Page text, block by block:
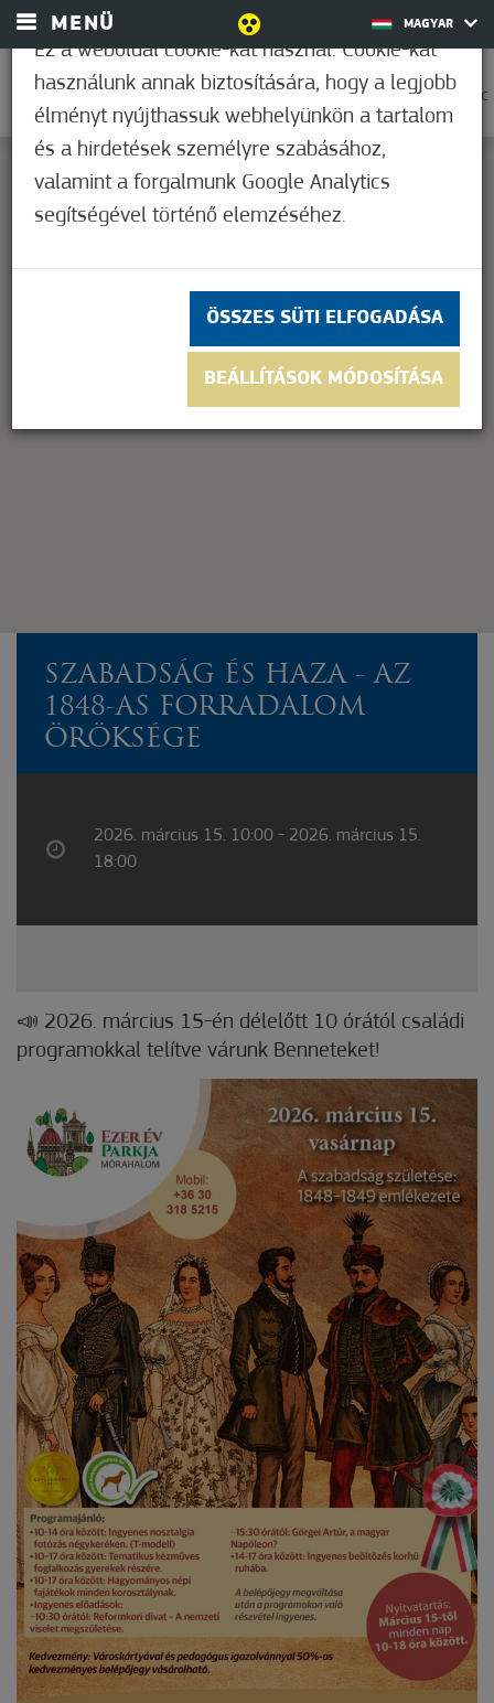
MENÜ MAGYAR
0
37,2°C
This page can't load Google Maps correctly.
Do you own this website? OK
SZABADSÁG ÉS HAZA - AZ
1848-AS FORRADALOM
ÖRÖKSÉGE
2026. március 15. 10:00 - 2026. március 15.
18:00
📣 2026. március 15-én délelőtt 10 órától családi
programokkal telítve várunk Benneteket!
Ez a weboldal cookie-kat használ. Cookie-kat
használunk annak biztosítására, hogy a legjobb
élményt nyújthassuk webhelyünkön a tartalom
és a hirdetések személyre szabásához,
valamint a forgalmunk Google Analytics
segítségével történő elemzéséhez.
ÖSSZES SÜTI ELFOGADÁSA
BEÁLLÍTÁSOK MÓDOSÍTÁSA